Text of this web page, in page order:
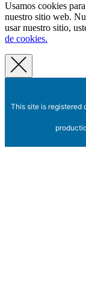
Usamos cookies
nuestro sitio web.
usar nuestro sitio,
de cookies.
This site is registered